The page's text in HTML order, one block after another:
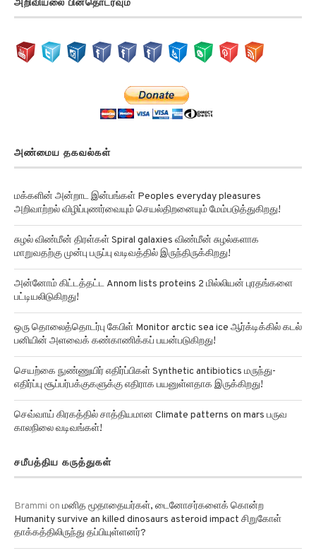
அறிவாற்றல் விழிப்புணர்வையும் செயல்திறனையும் மேம்படுத்துகிறது!
சுழல் விண்மீன் திரள்கள் Spiral galaxies விண்மீன் சுழல்களாக
மாறுவதற்கு முன்பு பருப்பு வடிவத்தில் இருந்திருக்கிறது!
அன்னோம் கிட்டத்தட்ட Annom lists proteins 2 மில்லியன் புரதங்களை
பட்டியலிடுகிறது!
ஒரு தொலைத்தொடர்பு கேபிள் Monitor arctic sea ice ஆர்க்டிக்கில் கடல்
பனியின் அளவைக் கண்காணிக்கப் பயன்படுகிறது!
செயற்கை நுண்ணுயிர் எதிர்ப்பிகள் Synthetic antibiotics மருந்து-
எதிர்ப்பு சூப்பர்பக்குகளுக்கு எதிராக பயனுள்ளதாக இருக்கிறது!
செவ்வாய் கிரகத்தில் சாத்தியமான Climate patterns on mars பருவ
காலநிலை வடிவங்கள்!
Humanity survive an killed dinosaurs asteroid impact சிறுகோள்
தாக்கத்திலிருந்து தப்பியுள்ளனர்?
Brammionமனித பீட் பாக்ஸிங்கைப் போலவே Orangutans make two